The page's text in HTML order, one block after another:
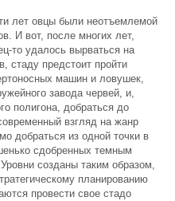
лет овцы были неотъемлемой
И вот, после многих лет,
то удалось вырваться на
стаду предстоит пройти
машин и ловушек,
завода червей, и,
полигона, добраться до
взгляд на жанр
добраться из одной точки в
сдобренных темным
созданы таким образом,
планированию
провести свое стадо